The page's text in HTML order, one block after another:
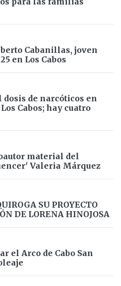
Cabanillas, joven
en Los Cabos
de narcóticos en
Cabos; hay cuatro
material del
Valeria Márquez
SU PROYECTO
DE LORENA HINOJOSA
el Arco de Cabo San